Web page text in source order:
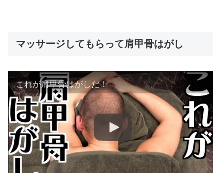
マッサージしてもらって肩甲骨はがし
これが肩甲骨はがしだ！